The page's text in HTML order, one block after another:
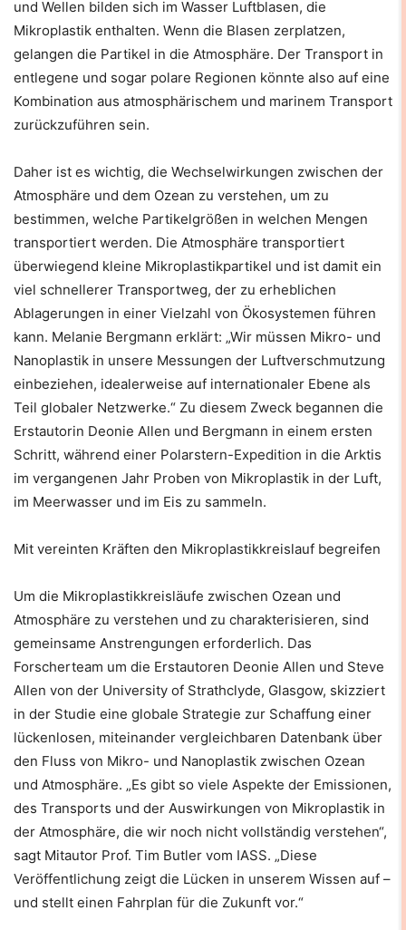
und Wellen bilden sich im Wasser Luftblasen, die
Mikroplastik enthalten. Wenn die Blasen zerplatzen,
gelangen die Partikel in die Atmosphäre. Der Transport in
entlegene und sogar polare Regionen könnte also auf eine
Kombination aus atmosphärischem und marinem Transport
zurückzuführen sein.
Daher ist es wichtig, die Wechselwirkungen zwischen der
Atmosphäre und dem Ozean zu verstehen, um zu
bestimmen, welche Partikelgrößen in welchen Mengen
transportiert werden. Die Atmosphäre transportiert
überwiegend kleine Mikroplastikpartikel und ist damit ein
viel schnellerer Transportweg, der zu erheblichen
Ablagerungen in einer Vielzahl von Ökosystemen führen
kann. Melanie Bergmann erklärt: „Wir müssen Mikro- und
Nanoplastik in unsere Messungen der Luftverschmutzung
einbeziehen, idealerweise auf internationaler Ebene als
Teil globaler Netzwerke.“ Zu diesem Zweck begannen die
Erstautorin Deonie Allen und Bergmann in einem ersten
Schritt, während einer Polarstern-Expedition in die Arktis
im vergangenen Jahr Proben von Mikroplastik in der Luft,
im Meerwasser und im Eis zu sammeln.
Mit vereinten Kräften den Mikroplastikkreislauf begreifen
Um die Mikroplastikkreisläufe zwischen Ozean und
Atmosphäre zu verstehen und zu charakterisieren, sind
gemeinsame Anstrengungen erforderlich. Das
Forscherteam um die Erstautoren Deonie Allen und Steve
Allen von der University of Strathclyde, Glasgow, skizziert
in der Studie eine globale Strategie zur Schaffung einer
lückenlosen, miteinander vergleichbaren Datenbank über
den Fluss von Mikro- und Nanoplastik zwischen Ozean
und Atmosphäre. „Es gibt so viele Aspekte der Emissionen,
des Transports und der Auswirkungen von Mikroplastik in
der Atmosphäre, die wir noch nicht vollständig verstehen“,
sagt Mitautor Prof. Tim Butler vom IASS. „Diese
Veröffentlichung zeigt die Lücken in unserem Wissen auf –
und stellt einen Fahrplan für die Zukunft vor.“